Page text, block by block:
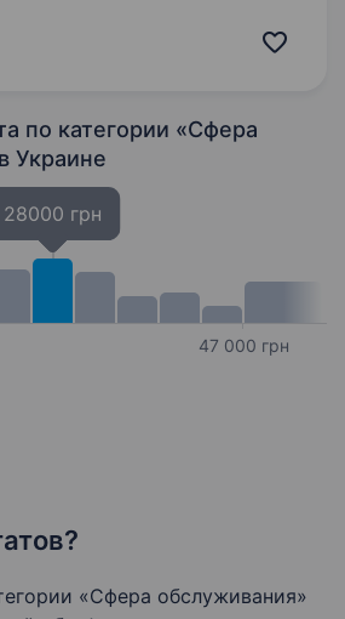
затишку та щирий
Запрошуємо…
по категории «Сфера
в Украине
28000 грн
47 000 грн
«Сфера обслуживания»